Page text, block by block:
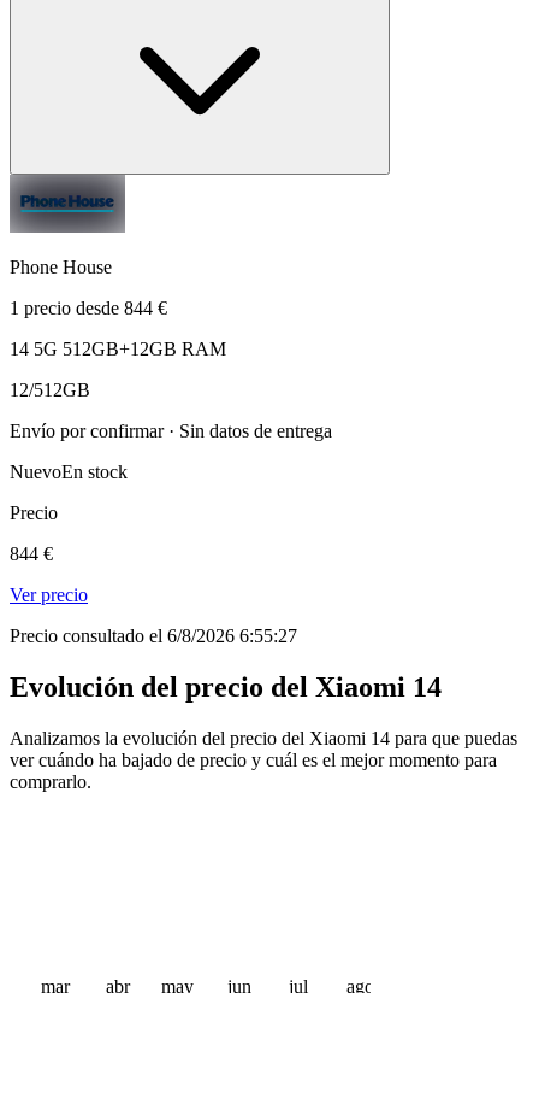
Phone House
1 precio desde 844 €
14 5G 512GB+12GB RAM
12/512GB
Envío por confirmar · Sin datos de entrega
NuevoEn stock
Precio
844 €
Ver precio
Precio consultado el 6/8/2026 6:55:27
Evolución del precio del Xiaomi 14
Analizamos la evolución del precio del Xiaomi 14 para que puedas
ver cuándo ha bajado de precio y cuál es el mejor momento para
comprarlo.
mar abr may jun jul ago